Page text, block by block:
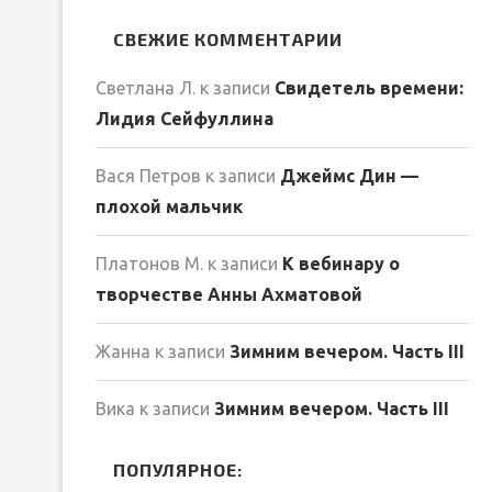
СВЕЖИЕ КОММЕНТАРИИ
Светлана Л. к записи Свидетель времени:
Лидия Сейфуллина
Вася Петров к записи Джеймс Дин —
плохой мальчик
Платонов М. к записи К вебинару о
творчестве Анны Ахматовой
Жанна к записи Зимним вечером. Часть III
Вика к записи Зимним вечером. Часть III
ПОПУЛЯРНОЕ: